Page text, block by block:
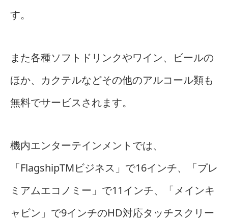
す。
また各種ソフトドリンクやワイン、ビールの
ほか、カクテルなどその他のアルコール類も
無料でサービスされます。
機内エンターテインメントでは、
「FlagshipTMビジネス」で16インチ、「プレ
ミアムエコノミー」で11インチ、「メインキ
ャビン」で9インチのHD対応タッチスクリー